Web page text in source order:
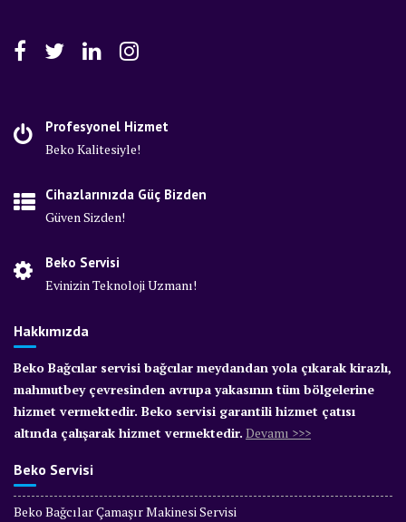
Profesyonel Hizmet
Beko Kalitesiyle!
Cihazlarınızda Güç Bizden
Güven Sizden!
Beko Servisi
Evinizin Teknoloji Uzmanı!
Hakkımızda
Beko Bağcılar servisi bağcılar meydandan yola çıkarak kirazlı,
mahmutbey çevresinden avrupa yakasının tüm bölgelerine
hizmet vermektedir. Beko servisi garantili hizmet çatısı
altında çalışarak hizmet vermektedir. Devamı >>>
Beko Servisi
Beko Bağcılar Çamaşır Makinesi Servisi